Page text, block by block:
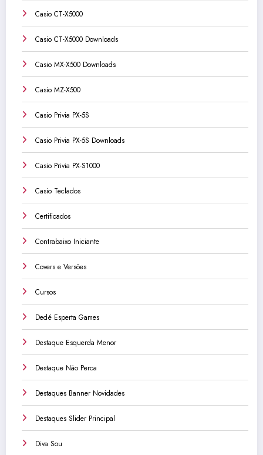
Casio CT-X5000
Casio CT-X5000 Downloads
Casio MX-X500 Downloads
Casio MZ-X500
Casio Privia PX-5S
Casio Privia PX-5S Downloads
Casio Privia PX-S1000
Casio Teclados
Certificados
Contrabaixo Iniciante
Covers e Versões
Cursos
Dedé Esperta Games
Destaque Esquerda Menor
Destaque Não Perca
Destaques Banner Novidades
Destaques Slider Principal
Diva Sou